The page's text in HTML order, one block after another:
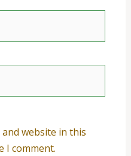
and website in this
I comment.